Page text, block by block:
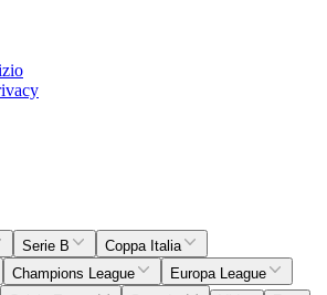
Serie B
Coppa Italia
Champions League
Europa League